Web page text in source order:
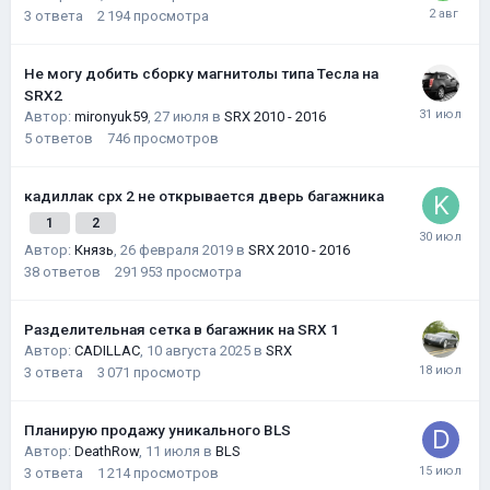
3 ответа 2 194 просмотра
Не могу добить сборку магнитолы типа Тесла на
SRX2
Автор: mironyuk59, 27 июля в SRX 2010 - 2016
5 ответов 746 просмотров
кадиллак срх 2 не открывается дверь багажника
1 2
Автор: Князь, 26 февраля 2019 в SRX 2010 - 2016
38 ответов 291 953 просмотра
Разделительная сетка в багажник на SRX 1
Автор: CADILLAC, 10 августа 2025 в SRX
3 ответа 3 071 просмотр
Планирую продажу уникального BLS
Автор: DeathRow, 11 июля в BLS
3 ответа 1 214 просмотров